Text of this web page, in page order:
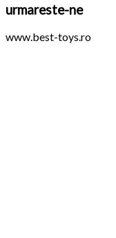
urmareste-ne
www.best-toys.ro